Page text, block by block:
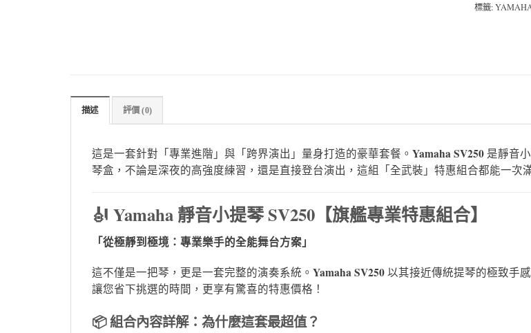
標籤:
描述 評價 (0)
這是一套針對「專業進階」與「跨界演出」量身打造的豪華套餐。 Yamaha SV250 是靜音
琴盒，不論是深夜的高強度練習，還是直接登台演出，這組「全武裝」特惠組合都能一次
🎻 Yamaha 靜音小提琴 SV250【旗艦專業特惠組合】
「從極靜到極境：專業樂手的全能舞台方案」
這不僅是一把琴，更是一套完整的演奏系統。 Yamaha SV250 以其接近傳統提琴的極致手
讓您省下挑選的時間，更享有驚喜的特惠價格！
📦 組合內容詳解：為什麼這套最超值？